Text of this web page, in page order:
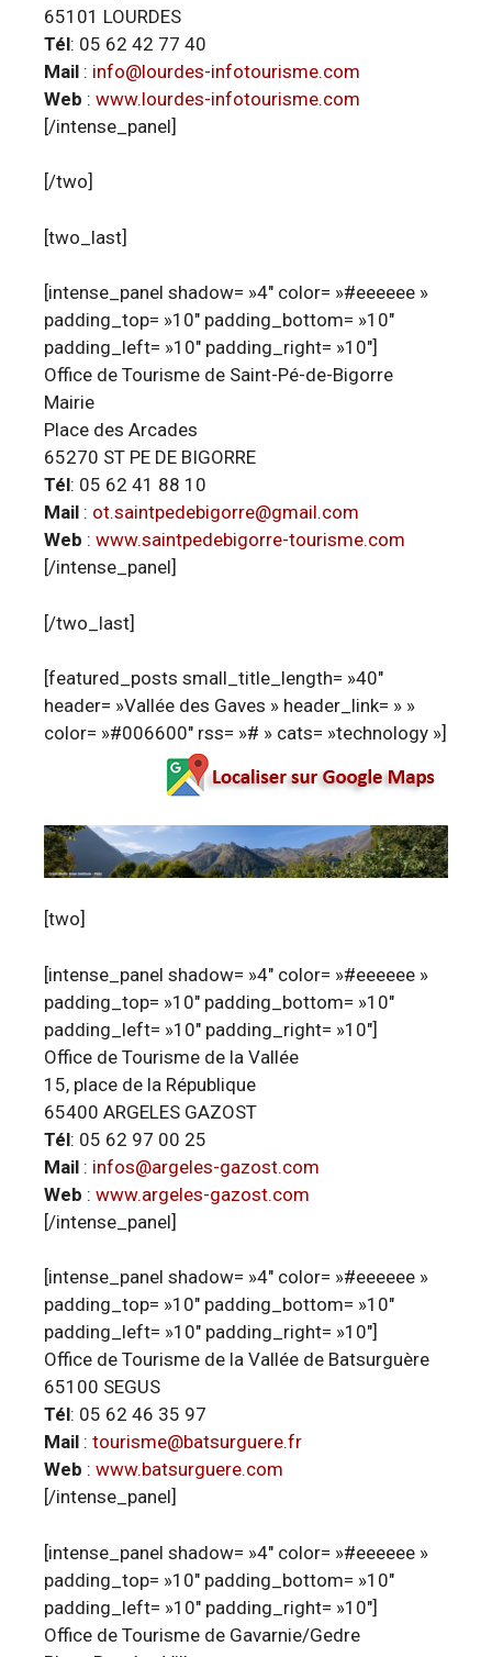
65101 LOURDES
Tél: 05 62 42 77 40
Mail : info@lourdes-infotourisme.com
Web : www.lourdes-infotourisme.com
[/intense_panel]
[/two]
[two_last]
[intense_panel shadow= »4″ color= »#eeeeee »
padding_top= »10″ padding_bottom= »10″
padding_left= »10″ padding_right= »10″]
Office de Tourisme de Saint-Pé-de-Bigorre
Mairie
Place des Arcades
65270 ST PE DE BIGORRE
Tél: 05 62 41 88 10
Mail : ot.saintpedebigorre@gmail.com
Web : www.saintpedebigorre-tourisme.com
[/intense_panel]
[/two_last]
[featured_posts small_title_length= »40″
header= »Vallée des Gaves » header_link= » »
color= »#006600″ rss= »# » cats= »technology »]
[two]
[intense_panel shadow= »4″ color= »#eeeeee »
padding_top= »10″ padding_bottom= »10″
padding_left= »10″ padding_right= »10″]
Office de Tourisme de la Vallée
15, place de la République
65400 ARGELES GAZOST
Tél: 05 62 97 00 25
Mail : infos@argeles-gazost.com
Web : www.argeles-gazost.com
[/intense_panel]
[intense_panel shadow= »4″ color= »#eeeeee »
padding_top= »10″ padding_bottom= »10″
padding_left= »10″ padding_right= »10″]
Office de Tourisme de la Vallée de Batsurguère
65100 SEGUS
Tél: 05 62 46 35 97
Mail : tourisme@batsurguere.fr
Web : www.batsurguere.com
[/intense_panel]
[intense_panel shadow= »4″ color= »#eeeeee »
padding_top= »10″ padding_bottom= »10″
padding_left= »10″ padding_right= »10″]
Office de Tourisme de Gavarnie/Gedre